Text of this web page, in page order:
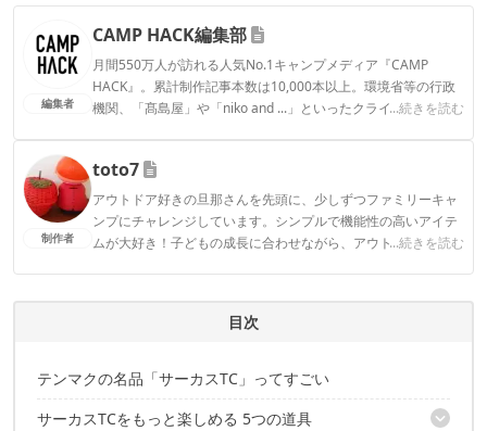
編集者
CAMP HACK編集部
月間550万人が訪れる人気No.1キャンプメディア『CAMP
HACK』。累計制作記事本数は10,000本以上。環境省等の行政
機関、「髙島屋」や「niko and ...」といったクライアントとの
...続きを読む
CAMP HACK編集部のプロフィール
制作者
toto7
アウトドア好きの旦那さんを先頭に、少しずつファミリーキャ
ンプにチャレンジしています。シンプルで機能性の高いアイテ
ムが大好き！子どもの成長に合わせながら、アウトドアを楽し
...続きを読む
目次
テンマクの名品「サーカスTC」ってすごい
サーカスTCをもっと楽しめる 5つの道具